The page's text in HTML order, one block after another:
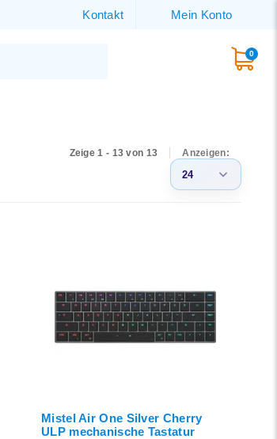
Kontakt Mein Konto
0
Zeige 1 - 13 von 13 Anzeigen:
24
15
18
Mistel Air One Silver Cherry
ULP mechanische Tastatur